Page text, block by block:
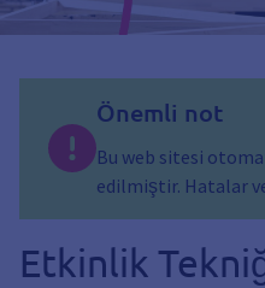
Önemli not
Bu web sitesi
edilmiştir. Hatalar
Etkinlik